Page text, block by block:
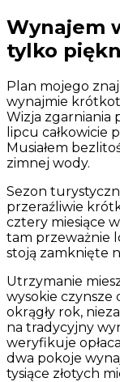
Wynajem
tylko
Plan mojego
wynajmie
Wizja zgarniania
lipcu całkowicie
Musiałem
zimnej wody.
Sezon
przeraźliwie
cztery miesiące
tam przeważnie
stoją zamknięte
Utrzymanie
wysokie czynsze
okrągły rok,
na tradycyjny
weryfikuje
dwa pokoje
tysiące złotych